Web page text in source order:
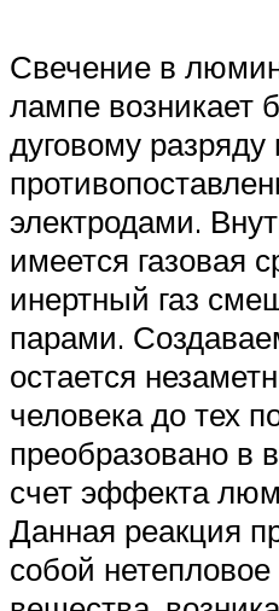
Свечение в
лампе возникает
дуговому
электродами.
имеется газовая
инертный газ
парами.
остается
человека до тех
преобразовано в
счет эффекта
Данная реакция
собой